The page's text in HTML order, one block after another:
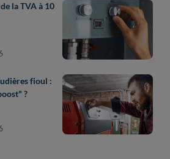
la TVA à 10
fioul :
?